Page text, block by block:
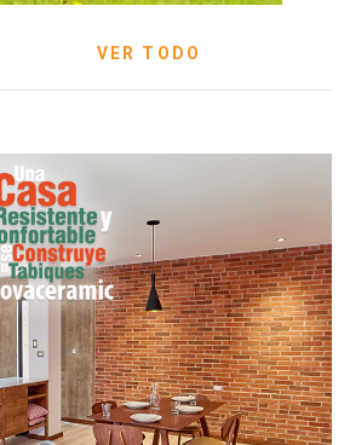
VER TODO